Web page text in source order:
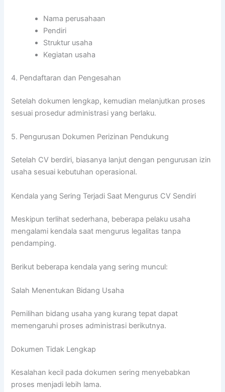
Nama perusahaan
Pendiri
Struktur usaha
Kegiatan usaha
4. Pendaftaran dan Pengesahan
Setelah dokumen lengkap, kemudian melanjutkan proses
sesuai prosedur administrasi yang berlaku.
5. Pengurusan Dokumen Perizinan Pendukung
Setelah CV berdiri, biasanya lanjut dengan pengurusan izin
usaha sesuai kebutuhan operasional.
Kendala yang Sering Terjadi Saat Mengurus CV Sendiri
Meskipun terlihat sederhana, beberapa pelaku usaha
mengalami kendala saat mengurus legalitas tanpa
pendamping.
Berikut beberapa kendala yang sering muncul:
Salah Menentukan Bidang Usaha
Pemilihan bidang usaha yang kurang tepat dapat
memengaruhi proses administrasi berikutnya.
Dokumen Tidak Lengkap
Kesalahan kecil pada dokumen sering menyebabkan
proses menjadi lebih lama.